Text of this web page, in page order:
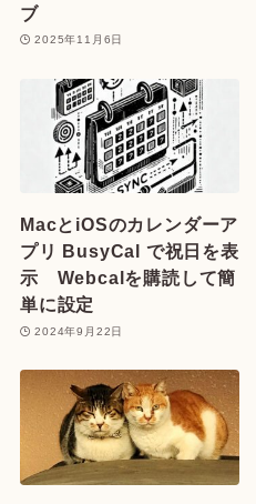
ブ
2025年11月6日
MacとiOSのカレンダーア
プリ BusyCal で祝日を表
示 Webcalを購読して簡
単に設定
2024年9月22日